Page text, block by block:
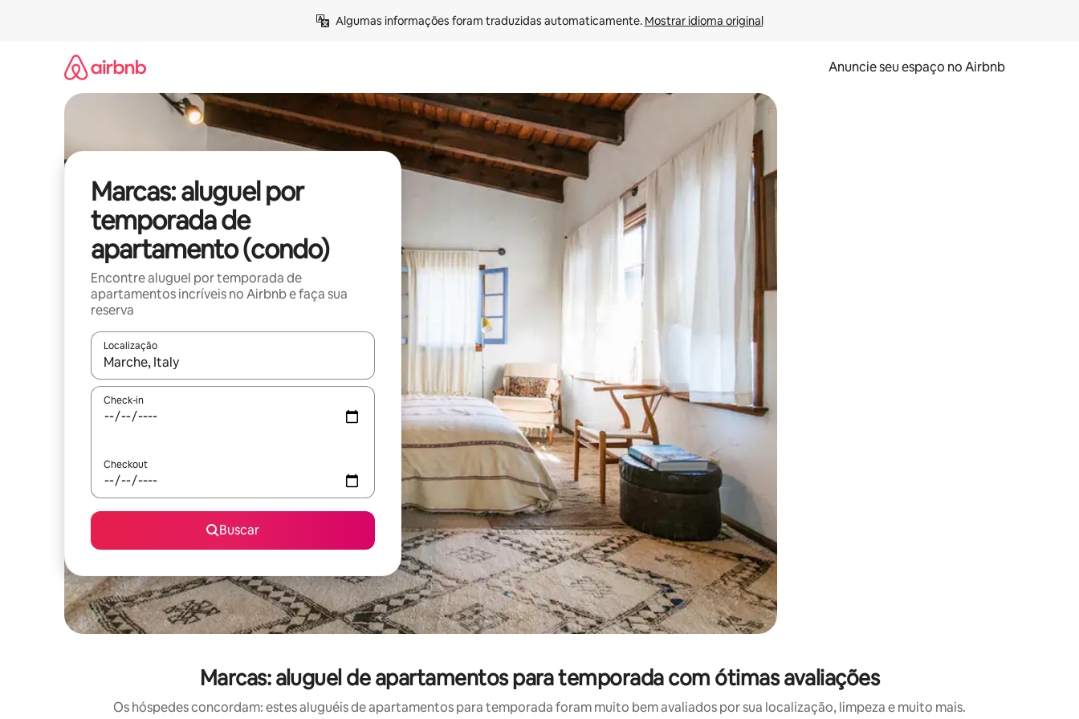
Algumas informações foram traduzidas automaticamente. Mostrar idioma original
Anuncie seu espaço no Airbnb
Marcas: aluguel por
temporada de
apartamento (condo)
Encontre aluguel por temporada de
apartamentos incríveis no Airbnb e faça sua
reserva
Localização
Quando os resultados estiverem disponíveis, explore-os usando as seta para cima e para baixo do teclado ou tocando e deslizando o dedo na tela.
Check-in
Checkout
Buscar
Marcas: aluguel de apartamentos para temporada com ótimas avaliações
Os hóspedes concordam: estes aluguéis de apartamentos para temporada foram muito bem avaliados por sua localização, limpeza e muito mais.